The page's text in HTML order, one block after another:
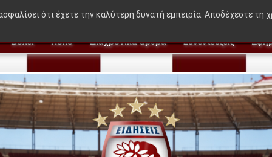
Βόλεϊ Πόλο Διαχρονικά άρθρα Συνεντεύξεις
50-50" | Η γκαντεμιά Μεντιλίμπαρ, οι 3 αλλαγές
ότι έχετε την καλύτερη δυνατή εμπειρία. Αποδέχεστε τη